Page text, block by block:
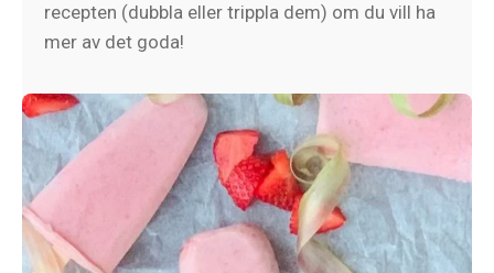
recepten (dubbla eller trippla dem) om du vill ha
mer av det goda!